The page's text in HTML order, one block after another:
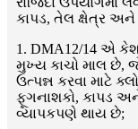
કાપડ, તેલ ક્ષેત્ર
1. DMA12/14 એ
મુખ્ય કાચો માલ છે,
ઉત્પન્ન કરવા માટે
ફૂગનાશકો, કાપડ
વ્યાપકપણે થાય છે;